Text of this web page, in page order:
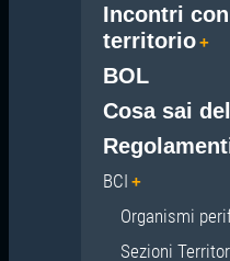
Incontri
territorio
BOL
Cosa sai
BCI
Organismi
Sezioni